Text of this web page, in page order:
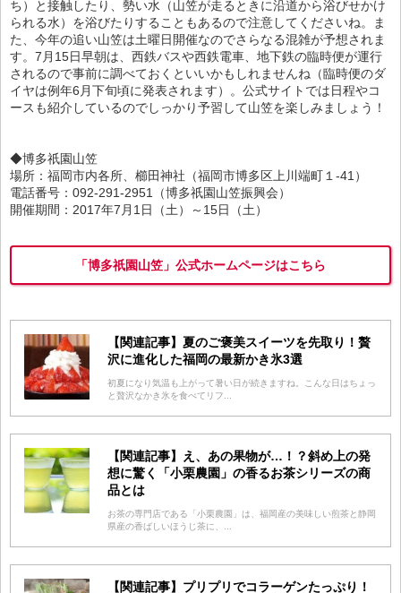
ち）と接触したり、勢い水（山笠が走るときに沿道から浴びせかけ
られる水）を浴びたりすることもあるので注意してくださいね。ま
た、今年の追い山笠は土曜日開催なのでさらなる混雑が予想されま
す。7月15日早朝は、西鉄バスや西鉄電車、地下鉄の臨時便が運行
されるので事前に調べておくといいかもしれませんね（臨時便のダ
イヤは例年6月下旬頃に発表されます）。公式サイトでは日程やコ
ースも紹介しているのでしっかり予習して山笠を楽しみましょう！
◆博多祇園山笠
場所：福岡市内各所、櫛田神社（福岡市博多区上川端町１-41）
電話番号：092-291-2951（博多祇園山笠振興会）
開催期間：2017年7月1日（土）～15日（土）
「博多祇園山笠」公式ホームページはこちら
【関連記事】夏のご褒美スイーツを先取り！贅
沢に進化した福岡の最新かき氷3選
初夏になり気温も上がって暑い日が続きますね。こんな日はちょっ
と贅沢なかき氷を食べてリフ...
【関連記事】え、あの果物が…！？斜め上の発
想に驚く「小栗農園」の香るお茶シリーズの商
品とは
お茶の専門店である「小栗農園」は、福岡産の美味しい煎茶と静岡
県産の香ばしいほうじ茶に、...
【関連記事】プリプリでコラーゲンたっぷり！